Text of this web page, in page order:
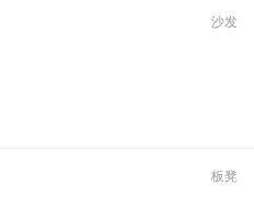
沙发
板凳